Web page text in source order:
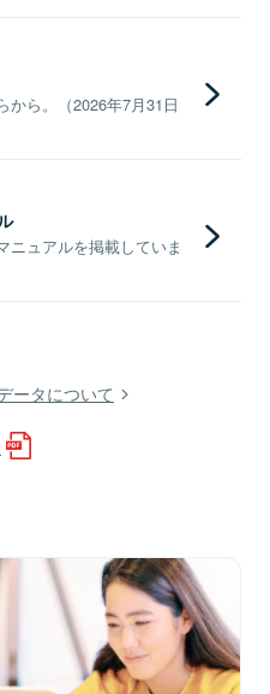
から。（2026年7月31日
ニュアルを掲載していま
ータについて